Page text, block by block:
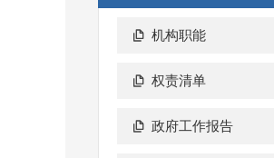
机构职能
权责清单
政府工作报告